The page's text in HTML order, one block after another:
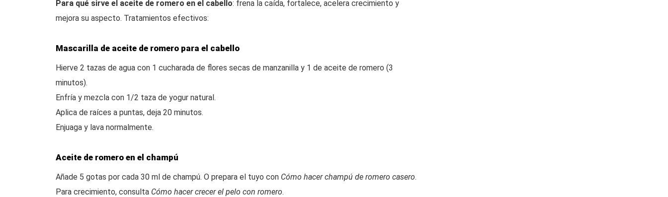
Para qué sirve el aceite de romero en el cabello: frena la caída, fortalece, acelera crecimiento y
mejora su aspecto. Tratamientos efectivos:
Mascarilla de aceite de romero para el cabello
Hierve 2 tazas de agua con 1 cucharada de flores secas de manzanilla y 1 de aceite de romero (3
minutos).
Enfría y mezcla con 1/2 taza de yogur natural.
Aplica de raíces a puntas, deja 20 minutos.
Enjuaga y lava normalmente.
Aceite de romero en el champú
Añade 5 gotas por cada 30 ml de champú. O prepara el tuyo con Cómo hacer champú de romero casero.
Para crecimiento, consulta Cómo hacer crecer el pelo con romero.